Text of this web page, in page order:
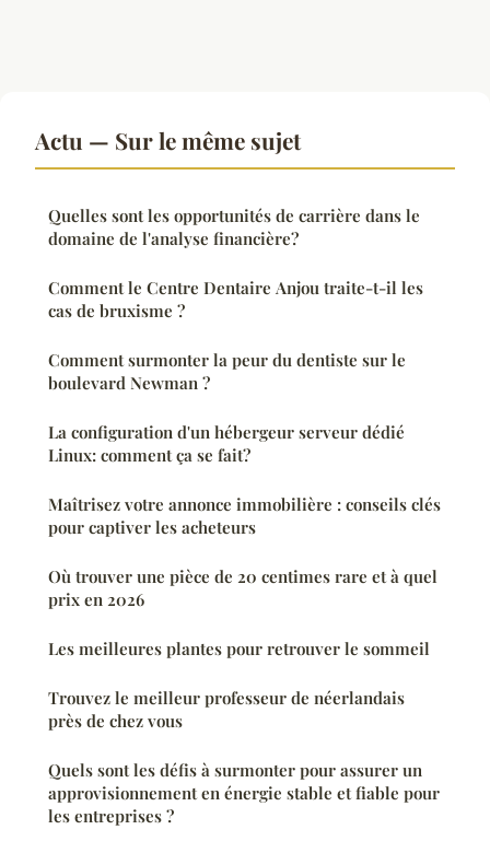
Actu — Sur le même sujet
Quelles sont les opportunités de carrière dans le
domaine de l'analyse financière?
Comment le Centre Dentaire Anjou traite-t-il les
cas de bruxisme ?
Comment surmonter la peur du dentiste sur le
boulevard Newman ?
La configuration d'un hébergeur serveur dédié
Linux: comment ça se fait?
Maîtrisez votre annonce immobilière : conseils clés
pour captiver les acheteurs
Où trouver une pièce de 20 centimes rare et à quel
prix en 2026
Les meilleures plantes pour retrouver le sommeil
Trouvez le meilleur professeur de néerlandais
près de chez vous
Quels sont les défis à surmonter pour assurer un
approvisionnement en énergie stable et fiable pour
les entreprises ?